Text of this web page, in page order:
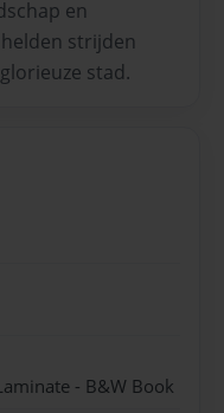
en
strijden
stad.
- B&W Book